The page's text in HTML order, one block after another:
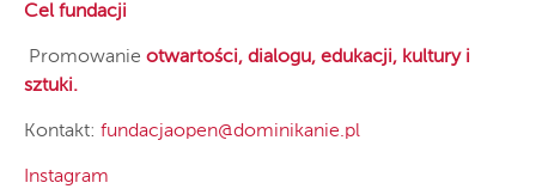
Cel fundacji
Promowanie otwartości, dialogu, edukacji, kultury i
sztuki.
Kontakt: fundacjaopen@dominikanie.pl
Instagram